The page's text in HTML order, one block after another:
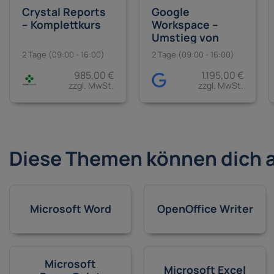
Crystal Reports
– Komplettkurs
2 Tage (09:00 - 16:00)
985,00 €
zzgl. MwSt.
Google
Workspace –
Umstieg von
Microsoft Office
2 Tage (09:00 - 16:00)
1.195,00 €
zzgl. MwSt.
Diese Themen können dich
Microsoft Word
Microsoft
OpenOffice Writer
Microsoft Excel